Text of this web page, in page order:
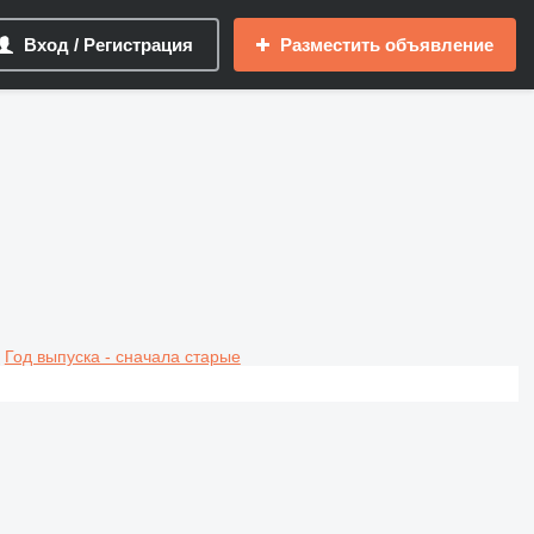
Вход / Регистрация Разместить объявление
Год выпуска - сначала старые